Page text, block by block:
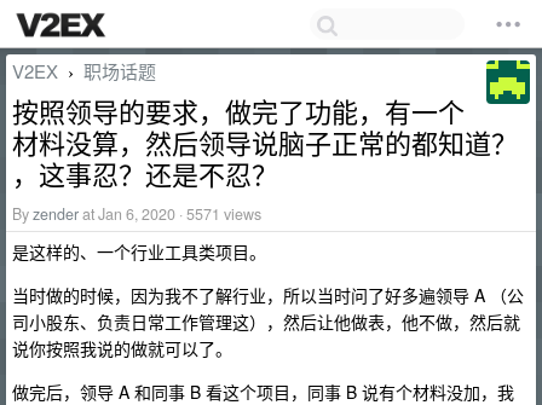
V2EX › 职场话题
按照领导的要求，做完了功能，有一个
材料没算，然后领导说脑子正常的都知道？
，这事忍？还是不忍？
Byzenderat Jan 6, 2020 · 5571 views
是这样的、一个行业工具类项目。
当时做的时候，因为我不了解行业，所以当时问了好多遍领导 A （公
司小股东、负责日常工作管理这），然后让他做表，他不做，然后就
说你按照我说的做就可以了。
做完后，领导 A 和同事 B 看这个项目，同事 B 说有个材料没加，我